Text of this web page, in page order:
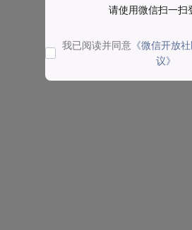
请使用微信扫一扫
我已阅读并同意 《微信开放
议》